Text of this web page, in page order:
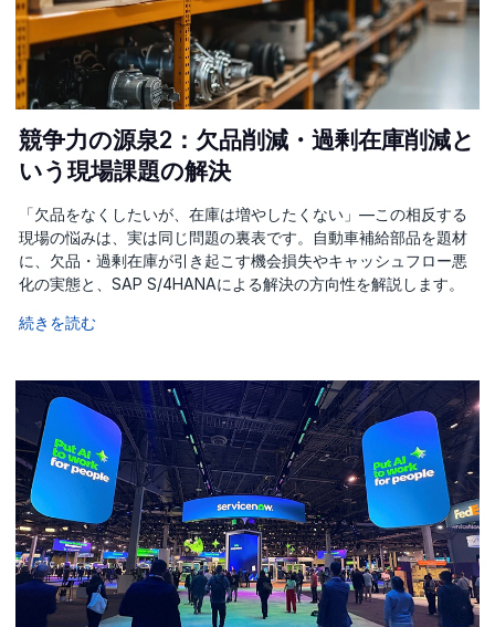
競争力の源泉2：欠品削減・過剰在庫削減と
いう現場課題の解決
「欠品をなくしたいが、在庫は増やしたくない」—この相反する
現場の悩みは、実は同じ問題の裏表です。自動車補給部品を題材
に、欠品・過剰在庫が引き起こす機会損失やキャッシュフロー悪
化の実態と、SAP S/4HANAによる解決の方向性を解説します。
続きを読む